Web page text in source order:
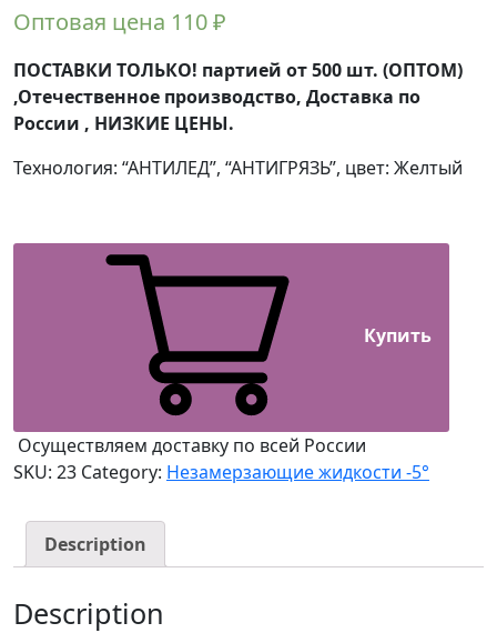
Оптовая цена 110₽
ПОСТАВКИ ТОЛЬКО! партией от 500 шт. (ОПТОМ)
,Отечественное производство, Доставка по
России , НИЗКИЕ ЦЕНЫ.
Технология: “АНТИЛЕД”, “АНТИГРЯЗЬ”, цвет: Желтый
Купить
Осуществляем доставку по всей России
SKU: 23 Category: Незамерзающие жидкости -5°
Description
Description